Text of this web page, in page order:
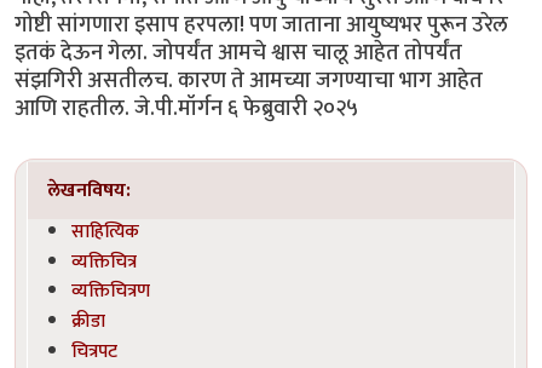
गोष्टी सांगणारा इसाप हरपला! पण जाताना आयुष्यभर पुरून उरेल
इतकं देऊन गेला. जोपर्यंत आमचे श्वास चालू आहेत तोपर्यंत
संझगिरी असतीलच. कारण ते आमच्या जगण्याचा भाग आहेत
आणि राहतील. जे.पी.मॉर्गन ६ फेब्रुवारी २०२५
लेखनविषय:
साहित्यिक
व्यक्तिचित्र
व्यक्तिचित्रण
क्रीडा
चित्रपट